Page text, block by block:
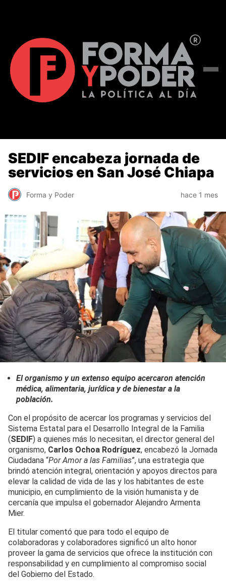
SEDIF encabeza jornada de
servicios en San José Chiapa
Forma y Poder hace 1 mes
El organismo y un extenso equipo acercaron atención
médica, alimentaria, jurídica y de bienestar a la
población.
Con el propósito de acercar los programas y servicios del
Sistema Estatal para el Desarrollo Integral de la Familia
(SEDIF) a quienes más lo necesitan, el director general del
organismo, Carlos Ochoa Rodríguez, encabezó la Jornada
Ciudadana “Por Amor a las Familias”, una estrategia que
brindó atención integral, orientación y apoyos directos para
elevar la calidad de vida de las y los habitantes de este
municipio, en cumplimiento de la visión humanista y de
cercanía que impulsa el gobernador Alejandro Armenta
Mier.
El titular comentó que para todo el equipo de
colaboradoras y colaboradores significó un alto honor
proveer la gama de servicios que ofrece la institución con
responsabilidad y en cumplimiento al compromiso social
del Gobierno del Estado.